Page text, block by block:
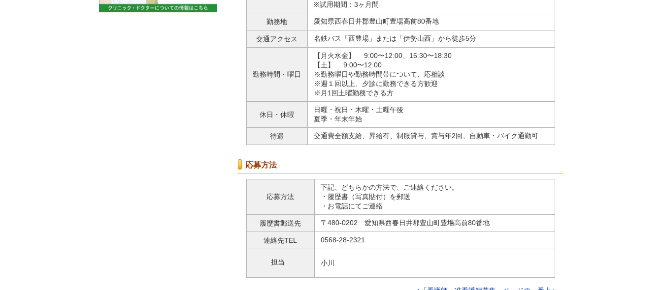
※試用期間：3ヶ月間
勤務地 愛知県西春日井郡豊山町豊場高前80番地
交通アクセス 名鉄バス「西豊場」または「伊勢山西」から徒歩5分
勤務時間・曜日
【月火水金】
9:00〜12:00、16:30〜18:30
【土】
9:00〜12:00
※勤務曜日や勤務時間帯について、応相談
※週１回以上、夕診に勤務できる方歓迎
※月1回土曜勤務できる方
休日・休暇
日曜・祝日・木曜・土曜午後
夏季・年末年始
待遇 交通費全額支給、昇給有、制服貸与、賞与年2回、自動車・バイク通勤可
応募方法
応募方法
下記、どちらかの方法で、ご連絡ください。
・履歴書（写真貼付）を郵送
・お電話にてご連絡
履歴書郵送先 〒480-0202 愛知県西春日井郡豊山町豊場高前80番地
連絡先TEL 0568-28-2321
担当 小川